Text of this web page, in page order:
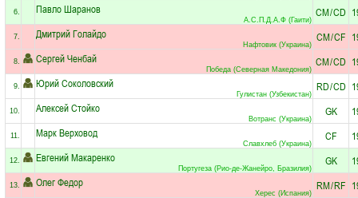
6. Павло Шаранов
А.С.П.Д.А.Ф (Гаити)
CM/CD
7. Дмитрий Голайдо
Нафтовик (Украина)
CM/CF
8. Сергей Ченбай
Победа (Северная Македония)
CM/CD
9. Юрий Соколовский
Гулистан (Узбекистан)
RD/CD
10. Алексей Стойко
Вотранс (Украина)
GK
11. Марк Верховод
Славхлеб (Украина)
CF
12. Евгений Макаренко
Португеза (Рио-де-Жанейро, Бразилия)
GK
13. Олег Федор
Херес (Испания)
RM/RF